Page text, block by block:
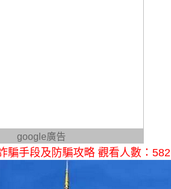
google廣告
騙手段及防騙攻略 觀看人數：582